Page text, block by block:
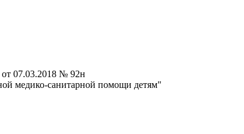
от 07.03.2018 № 92н
медико-санитарной помощи детям"